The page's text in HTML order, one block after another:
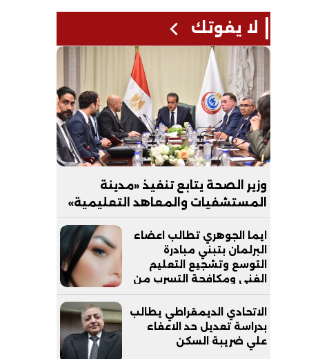
لا يفوتك
وزير الصحة يتابع تنفيذ «مدينة
المستشفيات والمعاهد التعليمية»
بالعاصمة الجديدة
ايما الجوهري تطالب اعضاء
البرلمان بتبني مبادرة
التوسع وتشجيع التعليم
الفني ومكافحة التسرب من
التعليم
الاتحادي الديمقراطي يطالب
بدراسة تعديل حد الاعفاء
علي ضريبة السكن